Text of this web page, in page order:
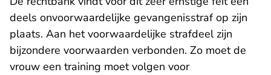
deels onvoorwaardelijke gevangenisstraf op zijn
plaats. Aan het voorwaardelijke strafdeel zijn
bijzondere voorwaarden verbonden. Zo moet de
vrouw een training moet volgen voor